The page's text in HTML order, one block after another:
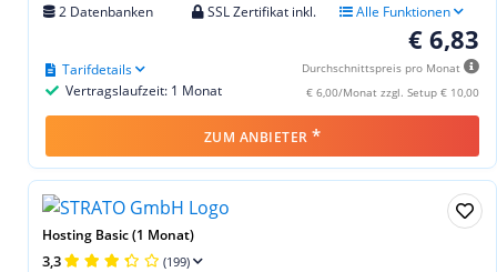
2 Datenbanken SSL Zertifikat inkl. Alle Funktionen
€ 6,83
Durchschnittspreis pro Monat
€ 6,00/Monat zzgl. Setup € 10,00
Vertragslaufzeit: 1 Monat
Tarifdetails
ZUM ANBIETER *
Hosting Basic (1 Monat)
3,3 (199)